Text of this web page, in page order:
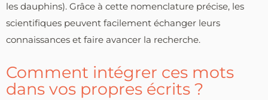
les dauphins). Grâce à cette nomenclature précise, les
scientifiques peuvent facilement échanger leurs
connaissances et faire avancer la recherche.
Comment intégrer ces mots
dans vos propres écrits ?